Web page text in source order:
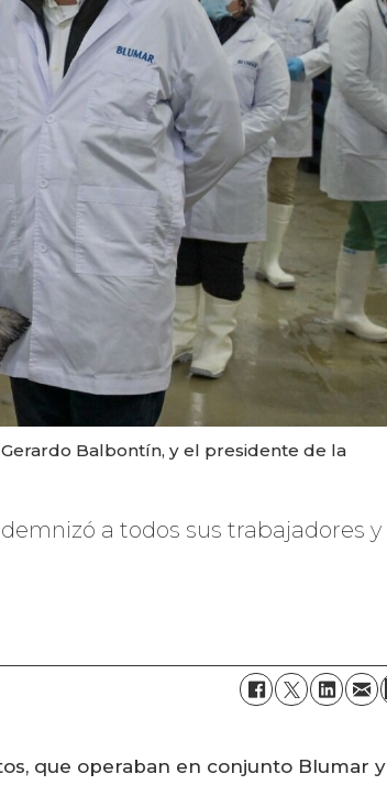
Balbontín, y el presidente de la
a todos sus trabajadores y
que operaban en conjunto Blumar y